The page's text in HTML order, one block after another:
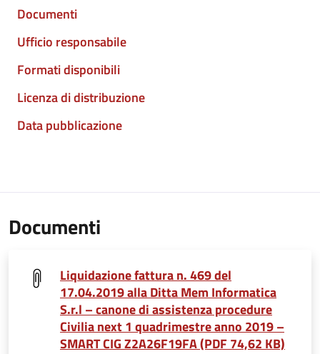
Documenti
Ufficio responsabile
Formati disponibili
Licenza di distribuzione
Data pubblicazione
Documenti
Liquidazione fattura n. 469 del
17.04.2019 alla Ditta Mem Informatica
S.r.l – canone di assistenza procedure
Civilia next 1 quadrimestre anno 2019 –
SMART CIG Z2A26F19FA (PDF 74,62 KB)